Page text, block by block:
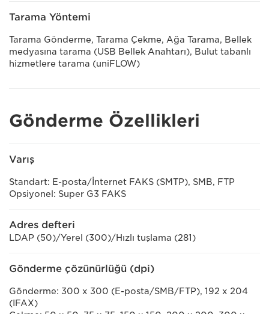
Tarama Yöntemi
Tarama Gönderme, Tarama Çekme, Ağa Tarama, Bellek
medyasına tarama (USB Bellek Anahtarı), Bulut tabanlı
hizmetlere tarama (uniFLOW)
Gönderme Özellikleri
Varış
Standart: E-posta/İnternet FAKS (SMTP), SMB, FTP
Opsiyonel: Super G3 FAKS
Adres defteri
LDAP (50)/Yerel (300)/Hızlı tuşlama (281)
Gönderme çözünürlüğü (dpi)
Gönderme: 300 x 300 (E-posta/SMB/FTP), 192 x 204
(IFAX)